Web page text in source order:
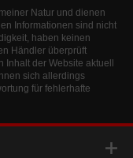
Natur und dienen
Informationen sind nicht
haben keinen
Händler überprüft
der Website aktuell
sich allerdings
für fehlerhafte